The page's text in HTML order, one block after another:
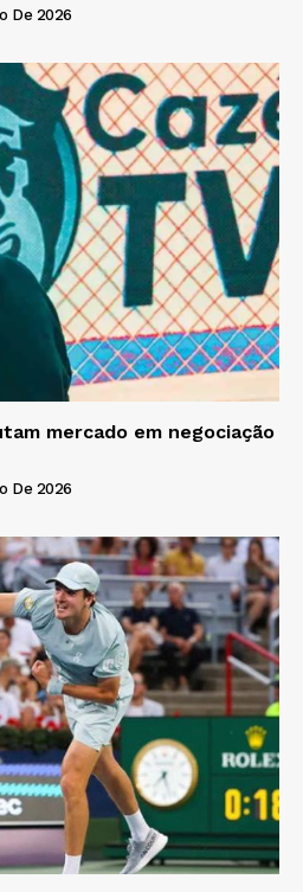
De 2026
mercado em negociação
De 2026